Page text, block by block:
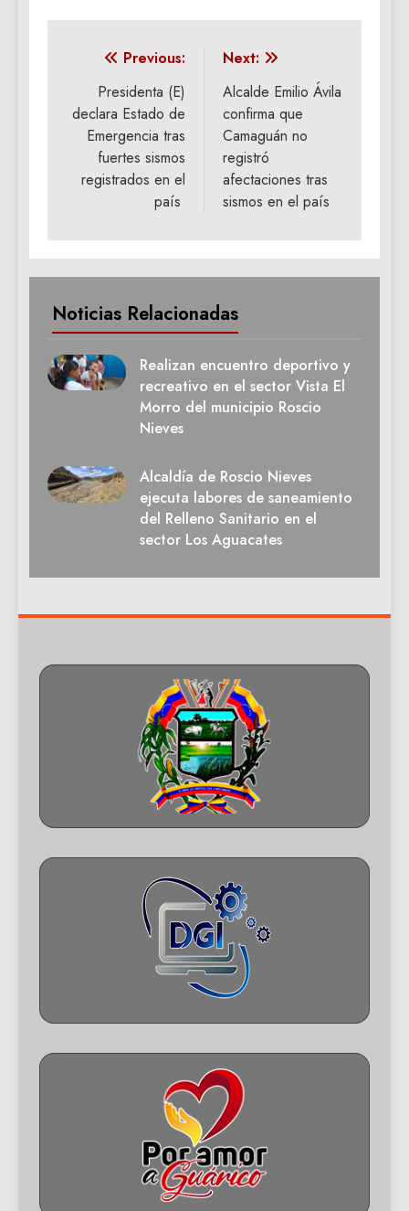
Navegación
entradas
Previous:
Presidenta (E)
declara Estado de
Emergencia tras
fuertes sismos
registrados en el
país
Next:
Alcalde Emilio Ávila
confirma que
Camaguán no
registró
afectaciones tras
sismos en el país
Noticias Relacionadas
Realizan encuentro deportivo y
recreativo en el sector Vista El
Morro del municipio Roscio
Nieves
Alcaldía de Roscio Nieves
ejecuta labores de saneamiento
del Relleno Sanitario en el
sector Los Aguacates